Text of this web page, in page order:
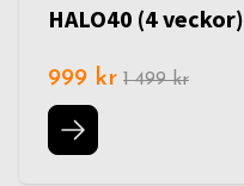
HALO40 (4 veckor)
999 kr 1 499 kr